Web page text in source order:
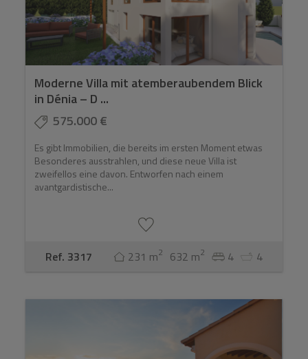
Moderne Villa mit atemberaubendem Blick
in Dénia – D ...
575.000 €
Es gibt Immobilien, die bereits im ersten Moment etwas
Besonderes ausstrahlen, und diese neue Villa ist
zweifellos eine davon. Entworfen nach einem
avantgardistische...
Ref. 3317 231 m2 632 m2 4 4